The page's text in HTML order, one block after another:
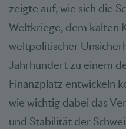
zeigte auf, wie sich die
Weltkriege, dem kalten
weltpolitischer
Jahrhundert zu einem
Finanzplatz entwickeln
wie wichtig dabei das
und Stabilität der